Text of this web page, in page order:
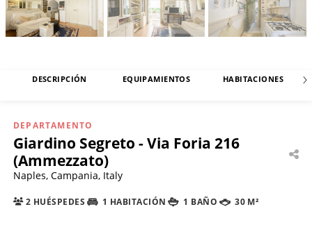
DESCRIPCIÓN EQUIPAMIENTOS HABITACIONES
DEPARTAMENTO
Giardino Segreto - Via Foria 216
(Ammezzato)
Naples, Campania, Italy
2 HUÉSPEDES 1 HABITACIÓN 1 BAÑO 30 M²